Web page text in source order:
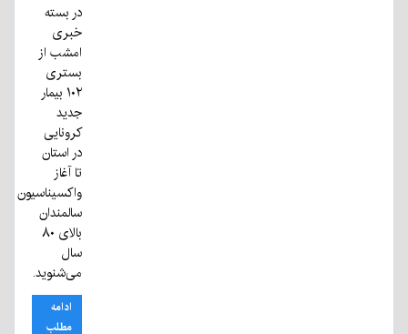
در بسته
خبری
امشب از
بستری
۱۰۲ بیمار
جدید
کرونایی
در استان
تا آغاز
واکسیناسیون
سالمندان
بالای ۸۰
سال
می‌شنوید.
ادامه
مطلب